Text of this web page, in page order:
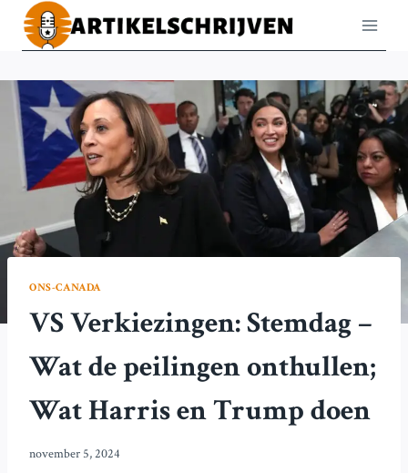
Doorgaan
naar
ONS-CANADA
VS Verkiezingen: Stemdag –
Wat de peilingen onthullen;
Wat Harris en Trump doen
november 5, 2024